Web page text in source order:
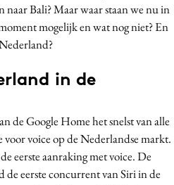
naar Bali? Maar waar staan we nu in
mogelijk en wat nog niet? En
in de
de Google Home het snelst van alle
voice op de Nederlandse markt.
eerste aanraking met voice. De
de eerste concurrent van Siri in de